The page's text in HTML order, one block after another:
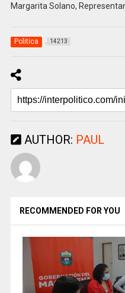
Margarita Solano,
Politica 14213
AUTHOR: PAUL
RECOMMENDED FOR YOU